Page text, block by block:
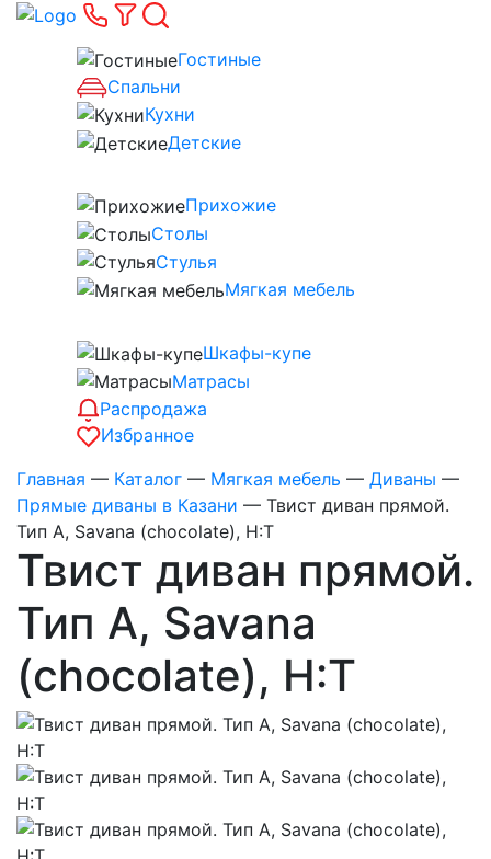
Гостиные
Спальни
Кухни
Детские
Прихожие
Столы
Стулья
Мягкая мебель
Шкафы-купе
Матрасы
Распродажа
Избранное
Главная — Каталог — Мягкая мебель — Диваны —
Прямые диваны в Казани — Твист диван прямой.
Тип A, Savana (chocolate), Н:Т
Твист диван прямой.
Тип A, Savana
(chocolate), Н:Т